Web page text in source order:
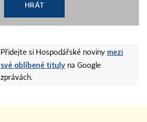
HRÁT
Přidejte si Hospodářské noviny mezi
své oblíbené tituly na Google
zprávách.